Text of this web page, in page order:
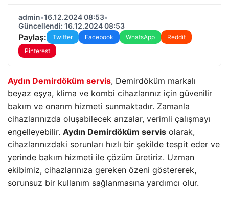
admin•16.12.2024 08:53•
Güncellendi: 16.12.2024 08:53
Paylaş: Twitter Facebook WhatsApp
Reddit
Pinterest
Aydın Demirdöküm servis, Demirdöküm markalı
beyaz eşya, klima ve kombi cihazlarınız için güvenilir
bakım ve onarım hizmeti sunmaktadır. Zamanla
cihazlarınızda oluşabilecek arızalar, verimli çalışmayı
engelleyebilir. Aydın Demirdöküm servis olarak,
cihazlarınızdaki sorunları hızlı bir şekilde tespit eder ve
yerinde bakım hizmeti ile çözüm üretiriz. Uzman
ekibimiz, cihazlarınıza gereken özeni göstererek,
sorunsuz bir kullanım sağlanmasına yardımcı olur.